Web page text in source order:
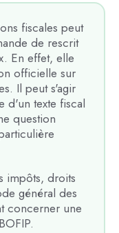
fiscales peut
de rescrit
En effet, elle
officielle sur
Il peut s'agir
d'un texte fiscal
question
impôts, droits
général des
concerner une